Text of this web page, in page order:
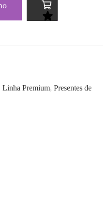
Linha Premium, Presentes de